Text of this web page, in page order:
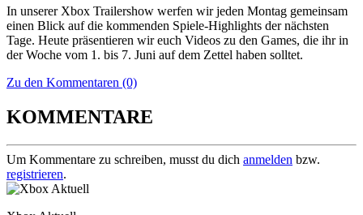
In unserer Xbox Trailershow werfen wir jeden Montag gemeinsam
einen Blick auf die kommenden Spiele-Highlights der nächsten
Tage. Heute präsentieren wir euch Videos zu den Games, die ihr in
der Woche vom 1. bis 7. Juni auf dem Zettel haben solltet.
Zu den Kommentaren (0)
KOMMENTARE
Um Kommentare zu schreiben, musst du dich anmelden bzw.
registrieren.